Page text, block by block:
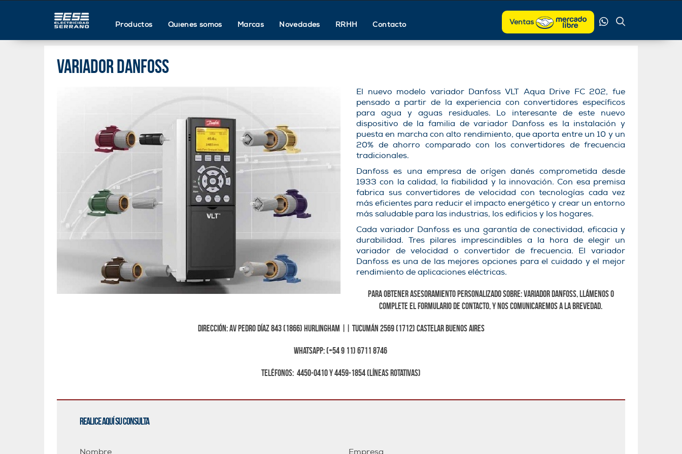
Ventas
Productos Quienes somos Marcas Novedades RRHH Contacto
VARIADOR DANFOSS
El nuevo modelo variador Danfoss VLT Aqua Drive FC 202, fue
pensado a partir de la experiencia con convertidores específicos
para agua y aguas residuales. Lo interesante de este nuevo
dispositivo de la familia de variador Danfoss es la instalación y
puesta en marcha con alto rendimiento, que aporta entre un 10 y un
20% de ahorro comparado con los convertidores de frecuencia
tradicionales.
Danfoss es una empresa de orígen danés comprometida desde
1933 con la calidad, la fiabilidad y la innovación. Con esa premisa
fabrica sus convertidores de velocidad con tecnologías cada vez
más eficientes para reducir el impacto energético y crear un entorno
más saludable para las industrias, los edificios y los hogares.
Cada variador Danfoss es una garantía de conectividad, eficacia y
durabilidad. Tres pilares imprescindibles a la hora de elegir un
variador de velocidad o convertidor de frecuencia. El variador
Danfoss es una de las mejores opciones para el cuidado y el mejor
rendimiento de aplicaciones eléctricas.
Para obtener asesoramiento personalizado sobre:Variador DANFOSS, llámenos o
complete el formulario de contacto, y nos comunicaremos a la brevedad.
Dirección: Av Pedro Díaz 843 (1866) Hurlingham || Tucumán 2569 (1712) Castelar Buenos Aires
Whatsapp: (+54 9 11) 6711 8746
Teléfonos: 4450-0410 y 4459-1854 (líneas rotativas)
Realice aquí su consulta
Nombre Empresa